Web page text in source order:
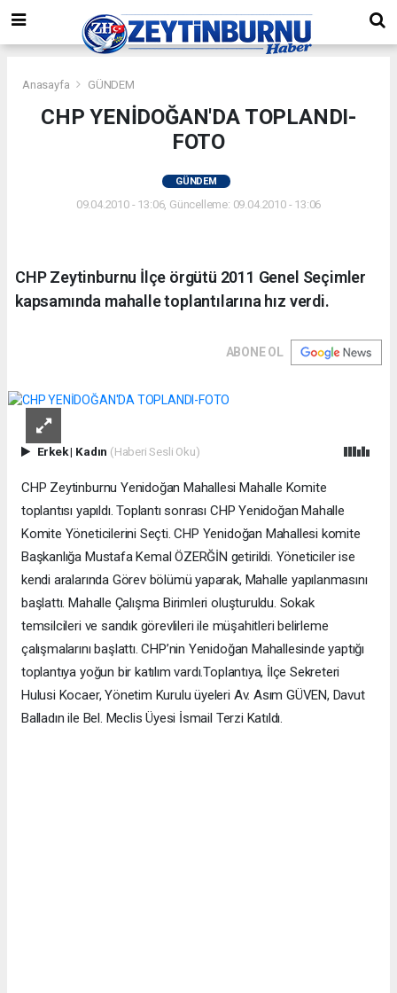
Anasayfa GÜNDEM
CHP YENİDOĞAN'DA TOPLANDI-
FOTO
GÜNDEM
09.04.2010 - 13:06, Güncelleme: 09.04.2010 - 13:06
CHP Zeytinburnu İlçe örgütü 2011 Genel Seçimler
kapsamında mahalle toplantılarına hız verdi.
ABONE OL
Erkek| Kadın (Haberi Sesli Oku)
CHP Zeytinburnu Yenidoğan Mahallesi Mahalle Komite
toplantısı yapıldı. Toplantı sonrası CHP Yenidoğan Mahalle
Komite Yöneticilerini Seçti. CHP Yenidoğan Mahallesi komite
Başkanlığa Mustafa Kemal ÖZERĞİN getirildi. Yöneticiler ise
kendi aralarında Görev bölümü yaparak, Mahalle yapılanmasını
başlattı. Mahalle Çalışma Birimleri oluşturuldu. Sokak
temsilcileri ve sandık görevlileri ile müşahitleri belirleme
çalışmalarını başlattı. CHP’nin Yenidoğan Mahallesinde yaptığı
toplantıya yoğun bir katılım vardı.Toplantıya, İlçe Sekreteri
Hulusi Kocaer, Yönetim Kurulu üyeleri Av. Asım GÜVEN, Davut
Balladın ile Bel. Meclis Üyesi İsmail Terzi Katıldı.